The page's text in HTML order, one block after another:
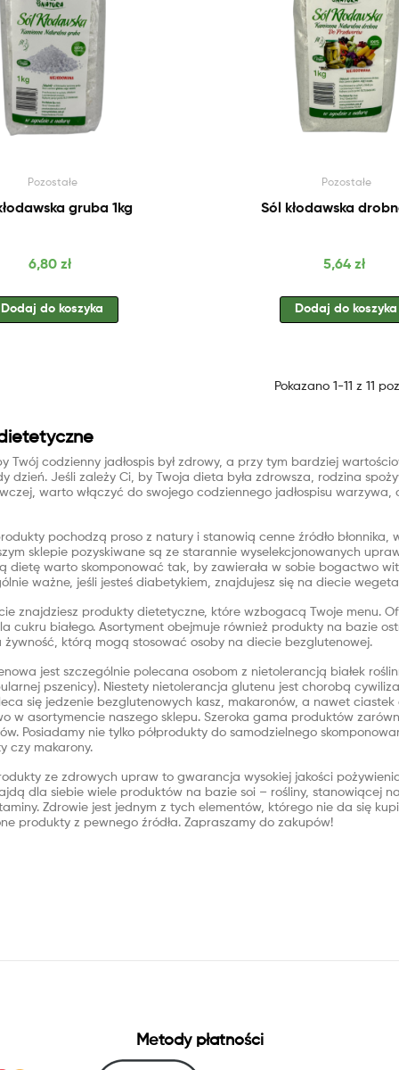
Pozostałe
gruba 1kg
Cena
6,80 zł
Dodaj do koszyka
Pozostałe
Sól kłodawska
Cena
5,64 zł
Dodaj do koszyka
Pokazano 1-11 z 11
Twój codzienny jadłospis był zdrowy, a przy tym bardziej
dzień. Jeśli zależy Ci, by Twoja dieta była zdrowsza, rodzina
warto włączyć do swojego codziennego jadłospisu
pochodzą proso z natury i stanowią cenne źródło
sklepie pozyskiwane są ze starannie wyselekcjonowanych
dietę warto skomponować tak, by zawierała w sobie bogactwo
ważne, jeśli jesteś diabetykiem, znajdujesz się na diecie
znajdziesz produkty dietetyczne, które wzbogacą Twoje menu.
cukru białego. Asortyment obejmuje również produkty na bazie
żywność, którą mogą stosować osoby na diecie bezglutenowej.
jest szczególnie polecana osobom z nietolerancją białek
pszenicy). Niestety nietolerancja glutenu jest chorobą
się jedzenie bezglutenowych kasz, makaronów, a nawet
w asortymencie naszego sklepu. Szeroka gama produktów
Posiadamy nie tylko półprodukty do samodzielnego
czy makarony.
ze zdrowych upraw to gwarancja wysokiej jakości
dla siebie wiele produktów na bazie soi – rośliny, stanowiącej
Zdrowie jest jednym z tych elementów, którego nie da się
produkty z pewnego źródła. Zapraszamy do zakupów!
Metody płatności